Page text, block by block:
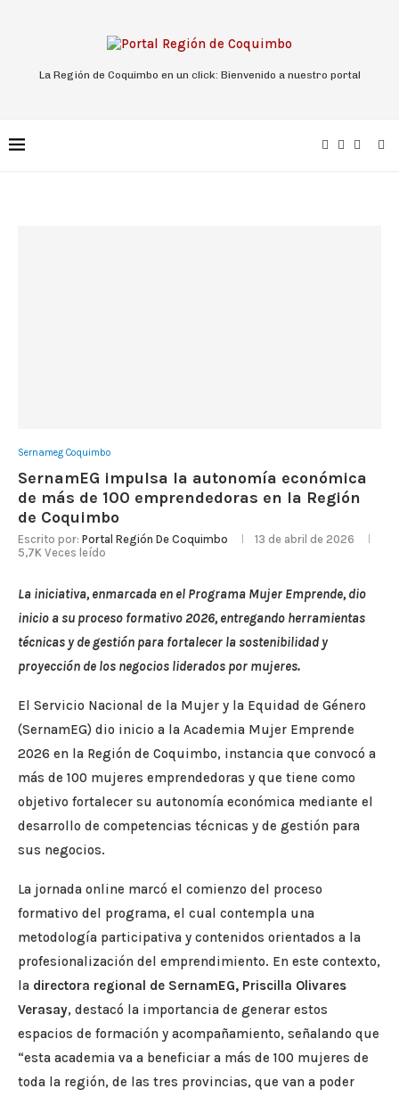
La Región de Coquimbo en un click: Bienvenido a nuestro portal
Sernameg Coquimbo
SernamEG impulsa la autonomía económica
de más de 100 emprendedoras en la Región
de Coquimbo
Escrito por: Portal Región De Coquimbo
13 de abril de 2026
5,7K Veces leído
La iniciativa, enmarcada en el Programa Mujer Emprende, dio
inicio a su proceso formativo 2026, entregando herramientas
técnicas y de gestión para fortalecer la sostenibilidad y
proyección de los negocios liderados por mujeres.
El Servicio Nacional de la Mujer y la Equidad de Género
(SernamEG) dio inicio a la Academia Mujer Emprende
2026 en la Región de Coquimbo, instancia que convocó a
más de 100 mujeres emprendedoras y que tiene como
objetivo fortalecer su autonomía económica mediante el
desarrollo de competencias técnicas y de gestión para
sus negocios.
La jornada online marcó el comienzo del proceso
formativo del programa, el cual contempla una
metodología participativa y contenidos orientados a la
profesionalización del emprendimiento. En este contexto,
la directora regional de SernamEG, Priscilla Olivares
Verasay, destacó la importancia de generar estos
espacios de formación y acompañamiento, señalando que
“esta academia va a beneficiar a más de 100 mujeres de
toda la región, de las tres provincias, que van a poder